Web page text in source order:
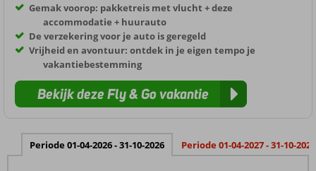
Gemak voorop: pakketreis met vlucht + deze
accommodatie + huurauto
De verzekering voor je auto is geregeld
Vrijheid en avontuur: ontdek in je eigen tempo je
vakantiebestemming
Bekijk deze Fly & Go vakantie
Periode 01-04-2026 - 31-10-2026 Periode 01-04-2027 - 31-10-2027